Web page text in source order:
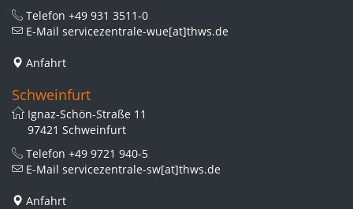
Telefon +49 931 3511-0
E-Mail servicezentrale-wue[at]thws.de
Anfahrt
Schweinfurt
Ignaz-Schön-Straße 11
97421 Schweinfurt
Telefon +49 9721 940-5
E-Mail servicezentrale-sw[at]thws.de
Anfahrt